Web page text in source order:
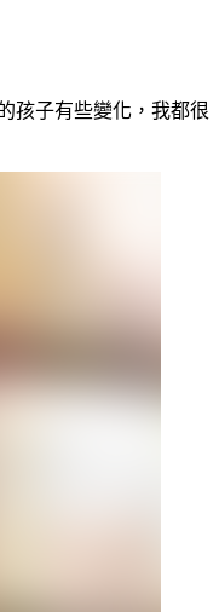
孩子有些變化，我都很